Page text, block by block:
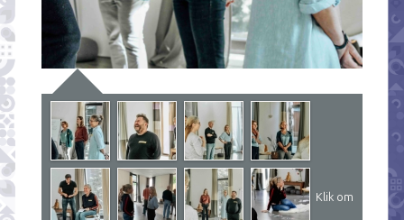
Klik om